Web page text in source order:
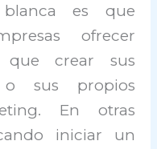
es que
ofrecer
que crear sus
sus propios
En otras
iniciar un